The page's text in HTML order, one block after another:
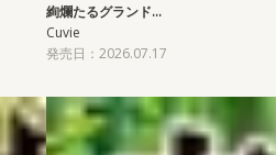
絢爛たるグランド…
Cuvie
発売日：2026.07.17